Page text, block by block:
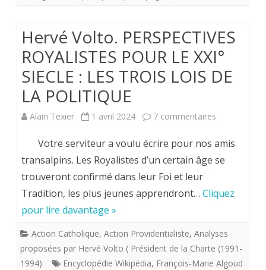
Hervé Volto. PERSPECTIVES
ROYALISTES POUR LE XXI°
SIECLE : LES TROIS LOIS DE
LA POLITIQUE
Alain Texier 1 avril 2024 7 commentaires
Volto.
ROYALISTES
XXI°
Votre serviteur a voulu écrire pour nos amis
transalpins. Les Royalistes d’un certain âge se
trouveront confirmé dans leur Foi et leur
Tradition, les plus jeunes apprendront… Cliquez
pour lire davantage »
Action Catholique, Action Providentialiste, Analyses
proposées par Hervé Volto ( Président de la Charte (1991-
1994)
Encyclopédie Wikipédia, François-Marie Algoud